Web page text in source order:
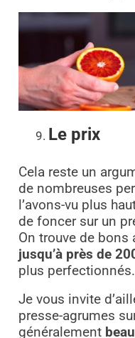
Le prix
Cela reste un
de nombreuses
l’avons-vu plus
de foncer sur un
On trouve de bons
jusqu’à près de
plus perfectionnés.
Je vous invite
presse-agrumes
généralement